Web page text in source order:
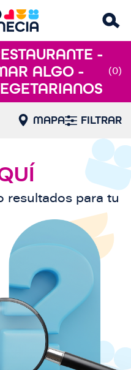
-
ALGO -
(0)
MAPA FILTRAR
resultados para tu